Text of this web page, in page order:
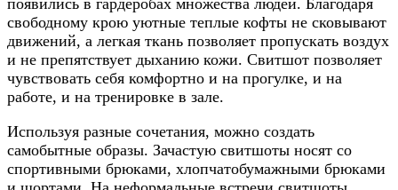
появились в гардеробах множества людей. Благодаря
свободному крою уютные теплые кофты не сковывают
движений, а легкая ткань позволяет пропускать воздух
и не препятствует дыханию кожи. Свитшот позволяет
чувствовать себя комфортно и на прогулке, и на
работе, и на тренировке в зале.
Используя разные сочетания, можно создать
самобытные образы. Зачастую свитшоты носят со
спортивными брюками, хлопчатобумажными брюками